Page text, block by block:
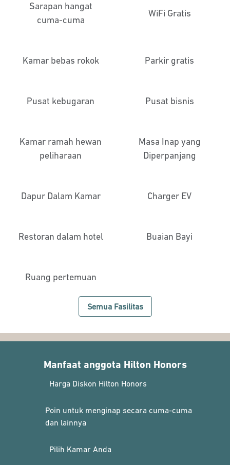
Sarapan hangat
cuma-cuma
WiFi Gratis
Kamar bebas rokok Parkir gratis
Pusat kebugaran Pusat bisnis
Kamar ramah hewan
peliharaan
Masa Inap yang
Diperpanjang
Dapur Dalam Kamar Charger EV
Restoran dalam hotel Buaian Bayi
Ruang pertemuan
Semua Fasilitas
Manfaat anggota Hilton Honors
Harga Diskon Hilton Honors
Poin untuk menginap secara cuma-cuma
dan lainnya
Pilih Kamar Anda